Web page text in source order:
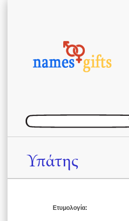
Υπάτης
Ετυμολογία: